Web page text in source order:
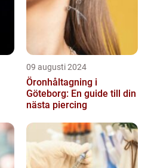
09 augusti 2024
Öronhåltagning i
Göteborg: En guide till din
nästa piercing